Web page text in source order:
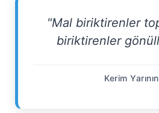
"Mal biriktirenler
biriktirenler
Kerim